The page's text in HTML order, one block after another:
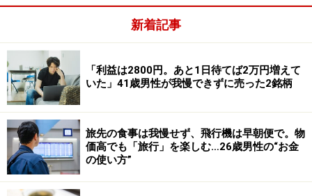
新着記事
「利益は2800円。あと1日待てば2万円増えて
いた」41歳男性が我慢できずに売った2銘柄
旅先の食事は我慢せず、飛行機は早朝便で。物
価高でも「旅行」を楽しむ…26歳男性の“お金
の使い方”